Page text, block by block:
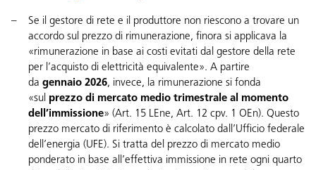
Se il gestore di rete e il produttore non riescono a trovare un
accordo sul prezzo di rimunerazione, finora si applicava la
«rimunerazione in base ai costi evitati dal gestore della rete
per l’acquisto di elettricità equivalente». A partire
da gennaio 2026, invece, la rimunerazione si fonda
«sul prezzo di mercato medio trimestrale al momento
dell’immissione» (Art. 15 LEne, Art. 12 cpv. 1 OEn). Questo
prezzo mercato di riferimento è calcolato dall’Ufficio federale
dell’energia (UFE). Si tratta del prezzo di mercato medio
ponderato in base all’effettiva immissione in rete ogni quarto